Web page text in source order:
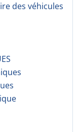
des véhicules